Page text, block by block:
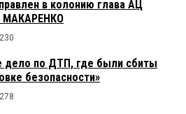
в колонию глава АЦ
МАКАРЕНКО
230
дело по ДТП, где были сбиты
безопасности»
278